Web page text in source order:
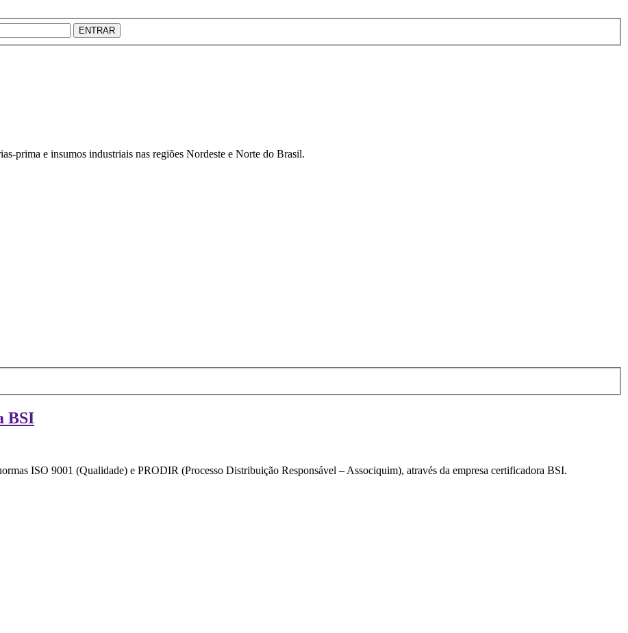
ENTRAR
prima e insumos industriais nas regiões Nordeste e Norte do Brasil.
BSI
ISO 9001 (Qualidade) e PRODIR (Processo Distribuição Responsável – Associquim), através da empresa certificadora BSI.